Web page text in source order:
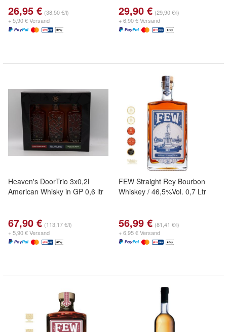
26,95 € (38,50 €/l)
+ 5,90 € Versand
29,90 € (29,90 €/l)
+ 6,90 € Versand
Heaven's DoorTrio 3x0,2l
American Whisky in GP 0,6 ltr
67,90 € (113,17 €/l)
+ 5,90 € Versand
FEW Straight Rey Bourbon
Whiskey / 46,5%Vol. 0,7 Ltr
56,99 € (81,41 €/l)
+ 6,95 € Versand